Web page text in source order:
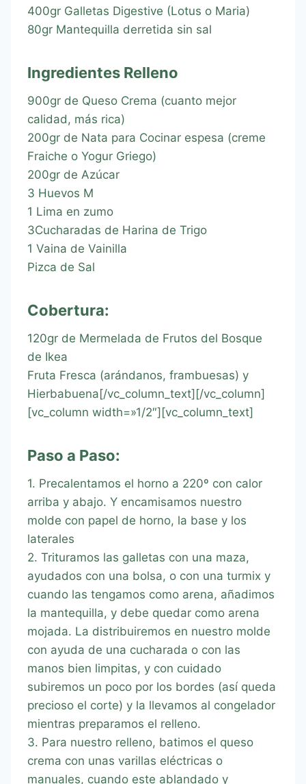
400gr Galletas Digestive (Lotus o Maria)
80gr Mantequilla derretida sin sal
Ingredientes Relleno
900gr de Queso Crema (cuanto mejor
calidad, más rica)
200gr de Nata para Cocinar espesa (creme
Fraiche o Yogur Griego)
200gr de Azúcar
3 Huevos M
1 Lima en zumo
3Cucharadas de Harina de Trigo
1 Vaina de Vainilla
Pizca de Sal
Cobertura:
120gr de Mermelada de Frutos del Bosque
de Ikea
Fruta Fresca (arándanos, frambuesas) y
Hierbabuena[/vc_column_text][/vc_column]
[vc_column width=»1/2″][vc_column_text]
Paso a Paso:
1. Precalentamos el horno a 220º con calor
arriba y abajo. Y encamisamos nuestro
molde con papel de horno, la base y los
laterales
2. Trituramos las galletas con una maza,
ayudados con una bolsa, o con una turmix y
cuando las tengamos como arena, añadimos
la mantequilla, y debe quedar como arena
mojada. La distribuiremos en nuestro molde
con ayuda de una cucharada o con las
manos bien limpitas, y con cuidado
subiremos un poco por los bordes (así queda
precioso el corte) y la llevamos al congelador
mientras preparamos el relleno.
3. Para nuestro relleno, batimos el queso
crema con unas varillas eléctricas o
manuales, cuando este ablandado y